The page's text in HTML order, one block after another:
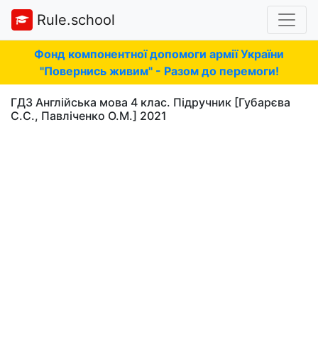
Rule.school
Фонд компонентної допомоги армії України
"Повернись живим" - Разом до перемоги!
ГДЗ Англійська мова 4 клас. Підручник [Губарєва
С.С., Павліченко О.М.] 2021